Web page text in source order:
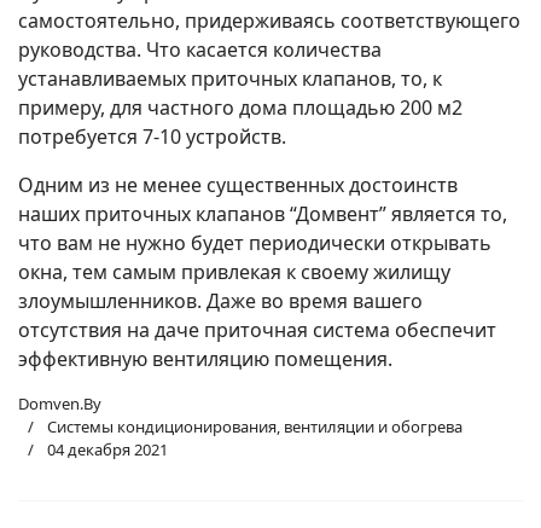
самостоятельно, придерживаясь соответствующего
руководства. Что касается количества
устанавливаемых приточных клапанов, то, к
примеру, для частного дома площадью 200 м2
потребуется 7-10 устройств.
Одним из не менее существенных достоинств
наших приточных клапанов “Домвент” является то,
что вам не нужно будет периодически открывать
окна, тем самым привлекая к своему жилищу
злоумышленников. Даже во время вашего
отсутствия на даче приточная система обеспечит
эффективную вентиляцию помещения.
Domven.By
Системы кондиционирования, вентиляции и обогрева
04 декабря 2021